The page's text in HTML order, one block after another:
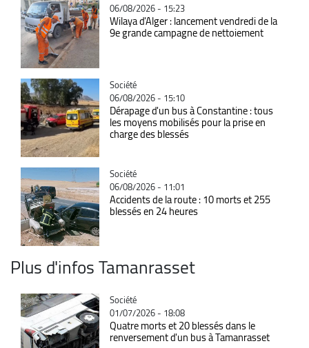
06/08/2026 - 15:23
Wilaya d'Alger : lancement vendredi de la
9e grande campagne de nettoiement
Catégorie
Société
06/08/2026 - 15:10
Dérapage d'un bus à Constantine : tous
les moyens mobilisés pour la prise en
charge des blessés
Catégorie
Société
06/08/2026 - 11:01
Accidents de la route : 10 morts et 255
blessés en 24 heures
Plus d'infos Tamanrasset
Catégorie
Société
01/07/2026 - 18:08
Quatre morts et 20 blessés dans le
renversement d'un bus à Tamanrasset